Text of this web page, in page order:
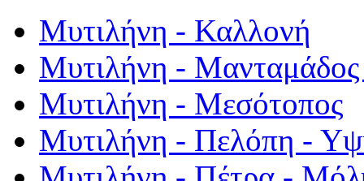
Μυτιλήνη - Καλλονή
Μυτιλήνη - Μανταμάδος
Μυτιλήνη - Μεσότοπος
Μυτιλήνη - Πελόπη -